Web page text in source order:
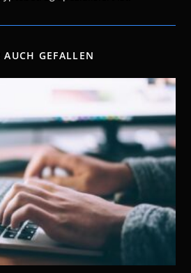
GEFALLEN